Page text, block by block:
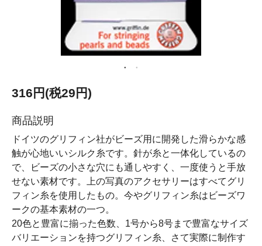
316円(税29円)
商品説明
ドイツのグリフィン社がビーズ用に開発した滑らかな感
触が心地いいシルク糸です。針が糸と一体化しているの
で、ビーズの小さな穴にも通しやすく、一度使うと手放
せない素材です。上の写真のアクセサリーはすべてグリ
フィン糸を使用したもの。今やグリフィン糸はビーズワ
ークの基本素材の一つ。
20色と豊富に揃った色数、1号から8号まで豊富なサイズ
バリエーションを持つグリフィン糸、さて実際に制作す